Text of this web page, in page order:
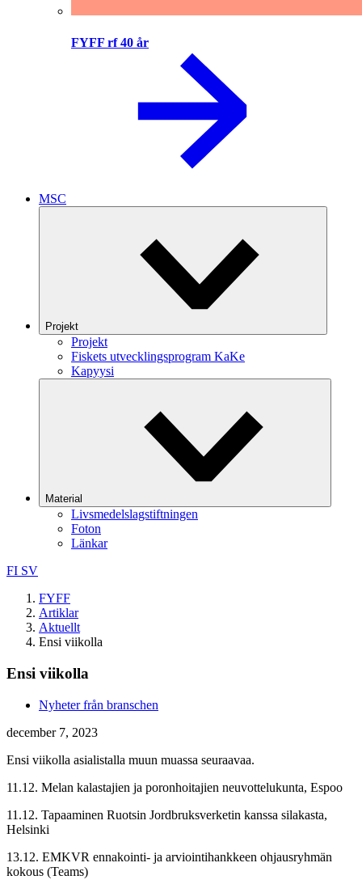
FYFF rf 40 år
MSC
Projekt
Projekt
Fiskets utvecklingsprogram KaKe
Kapyysi
Material
Livsmedelslagstiftningen
Foton
Länkar
FI SV
FYFF
Artiklar
Aktuellt
Ensi viikolla
Ensi viikolla
Nyheter från branschen
december 7, 2023
Ensi viikolla asialistalla muun muassa seuraavaa.
11.12. Melan kalastajien ja poronhoitajien neuvottelukunta, Espoo
11.12. Tapaaminen Ruotsin Jordbruksverketin kanssa silakasta,
Helsinki
13.12. EMKVR ennakointi- ja arviointihankkeen ohjausryhmän
kokous (Teams)